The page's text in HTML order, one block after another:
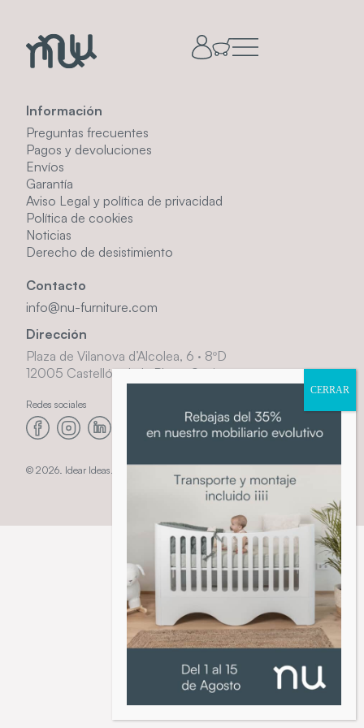
Información
Preguntas frecuentes
Pagos y devoluciones
Envíos
Garantía
Aviso Legal y política de privacidad
Política de cookies
Noticias
Derecho de desistimiento
Contacto
info@nu-furniture.com
Dirección
Plaza de Vilanova d’Alcolea, 6 · 8ºD
12005 Castellón de la Plana, Spain
Redes sociales
© 2026. Idear Ideas. Todos los derechos reservados.